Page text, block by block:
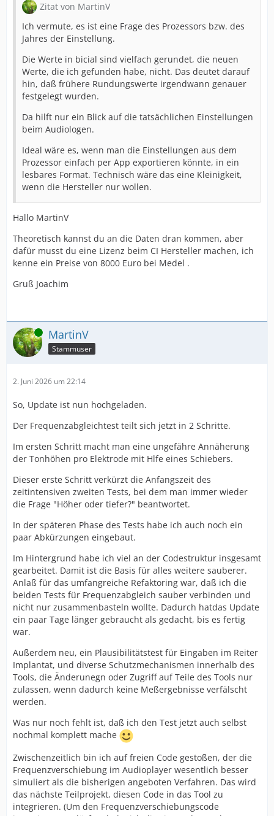
Zitat von MartinV
Ich vermute, es ist eine Frage des Prozessors bzw. des
Jahres der Einstellung.
Die Werte in bicial sind vielfach gerundet, die neuen
Werte, die ich gefunden habe, nicht. Das deutet darauf
hin, daß frühere Rundungswerte irgendwann genauer
festgelegt wurden.
Da hilft nur ein Blick auf die tatsächlichen Einstellungen
beim Audiologen.
Ideal wäre es, wenn man die Einstellungen aus dem
Prozessor einfach per App exportieren könnte, in ein
lesbares Format. Technisch wäre das eine Kleinigkeit,
wenn die Hersteller nur wollen.
Hallo MartinV
Theoretisch kannst du an die Daten dran kommen, aber
dafür musst du eine Lizenz beim CI Hersteller machen, ich
kenne ein Preise von 8000 Euro bei Medel .
Gruß Joachim
Online MartinV
Stammuser
2. Juni 2026 um 22:14
So, Update ist nun hochgeladen.
Der Frequenzabgleichtest teilt sich jetzt in 2 Schritte.
Im ersten Schritt macht man eine ungefähre Annäherung
der Tonhöhen pro Elektrode mit Hlfe eines Schiebers.
Dieser erste Schritt verkürzt die Anfangszeit des
zeitintensiven zweiten Tests, bei dem man immer wieder
die Frage "Höher oder tiefer?" beantwortet.
In der späteren Phase des Tests habe ich auch noch ein
paar Abkürzungen eingebaut.
Im Hintergrund habe ich viel an der Codestruktur insgesamt
gearbeitet. Damit ist die Basis für alles weitere sauberer.
Anlaß für das umfangreiche Refaktoring war, daß ich die
beiden Tests für Frequenzabgleich sauber verbinden und
nicht nur zusammenbasteln wollte. Dadurch hatdas Update
ein paar Tage länger gebraucht als gedacht, bis es fertig
war.
Außerdem neu, ein Plausibilitätstest für Eingaben im Reiter
Implantat, und diverse Schutzmechanismen innerhalb des
Tools, die Änderunegn oder Zugriff auf Teile des Tools nur
zulassen, wenn dadurch keine Meßergebnisse verfälscht
werden.
Was nur noch fehlt ist, daß ich den Test jetzt auch selbst
nochmal komplett mache
Zwischenzeitlich bin ich auf freien Code gestoßen, der die
Frequenzverschiebung im Audioplayer wesentlich besser
simuliert als die bisherigen angeboten Verfahren. Das wird
das nächste Teilprojekt, diesen Code in das Tool zu
integrieren. (Um den Frequenzverschiebungscode